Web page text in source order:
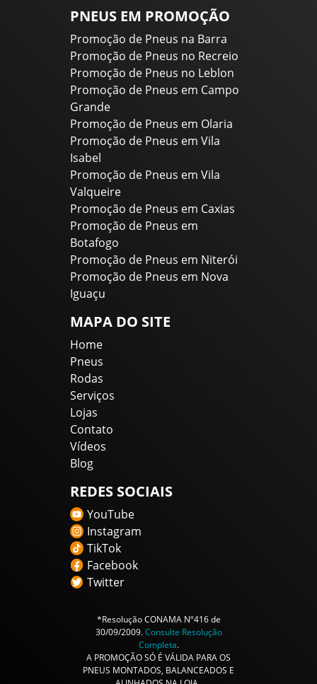
PNEUS EM PROMOÇÃO
Promoção de Pneus na Barra
Promoção de Pneus no Recreio
Promoção de Pneus no Leblon
Promoção de Pneus em Campo
Grande
Promoção de Pneus em Olaria
Promoção de Pneus em Vila
Isabel
Promoção de Pneus em Vila
Valqueire
Promoção de Pneus em Caxias
Promoção de Pneus em
Botafogo
Promoção de Pneus em Niterói
Promoção de Pneus em Nova
Iguaçu
MAPA DO SITE
Home
Pneus
Rodas
Serviços
Lojas
Contato
Vídeos
Blog
REDES SOCIAIS
YouTube
Instagram
TikTok
Facebook
Twitter
*Resolução CONAMA Nº416 de
30/09/2009.Consulte Resolução
Completa.
A PROMOÇÃO SÓ É VÁLIDA PARA OS
PNEUS MONTADOS, BALANCEADOS E